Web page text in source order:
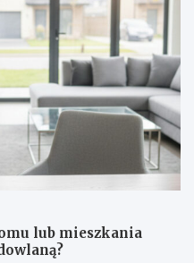
lub mieszkania